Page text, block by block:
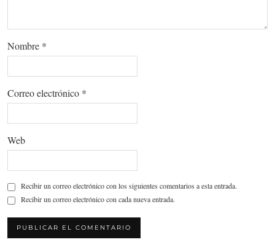
Nombre *
Correo electrónico *
Web
Recibir un correo electrónico con los siguientes comentarios a esta entrada.
Recibir un correo electrónico con cada nueva entrada.